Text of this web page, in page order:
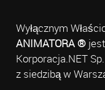
Wyłącznym
ANIMATORA ®jest
Korporacja.NET
z siedzibą w